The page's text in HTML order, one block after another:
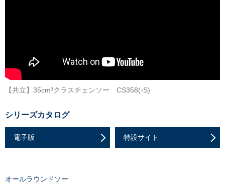
【共立】35cm³クラスチェンソー CS358(-S)
シリーズカタログ
電子版 特設サイト
オールラウンドソー